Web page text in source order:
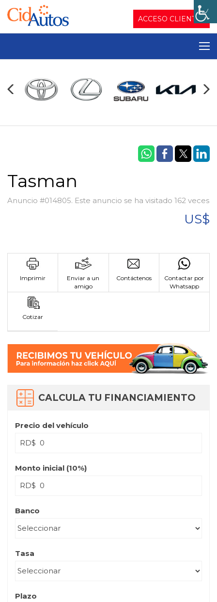
ACCESO CLIENTES
Tasman
Anuncio #014805. Este anuncio se ha visitado 162 veces
US$
Imprimir
Enviar a un
amigo
Contáctenos
Contactar por
Whatsapp
Cotizar
CALCULA TU FINANCIAMIENTO
Precio del vehículo
RD$
Monto inicial (10%)
RD$
Banco
Tasa
Plazo